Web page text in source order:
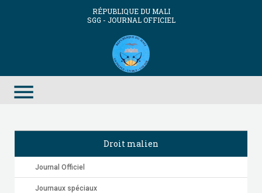
RÉPUBLIQUE DU MALI
SGG - JOURNAL OFFICIEL
menu
Droit malien
Journal Officiel
Journaux spéciaux